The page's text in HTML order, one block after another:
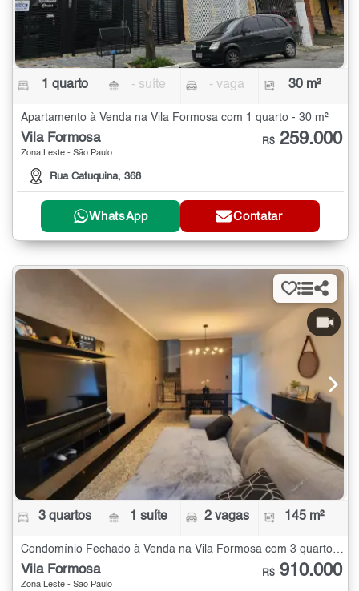
1 quarto - suíte - vaga 30 m²
Apartamento à Venda na Vila Formosa com 1 quarto - 30 m²
Vila Formosa
Zona Leste - São Paulo
Rua Catuquina, 368
R$ 259.000
WhatsApp Contatar
3 quartos 1 suíte 2 vagas 145 m²
Condomínio Fechado à Venda na Vila Formosa com 3 quartos - 145 m²
Vila Formosa
Zona Leste - São Paulo
R$ 910.000